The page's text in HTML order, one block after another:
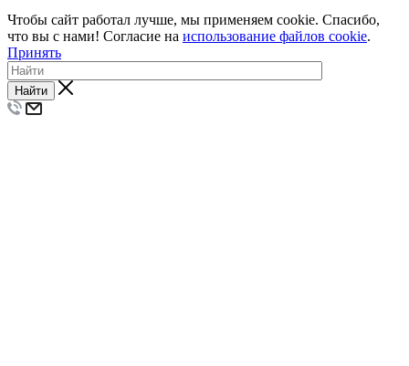
Чтобы сайт работал лучше, мы применяем cookie. Спасибо,
что вы с нами! Согласие на использование файлов cookie.
Принять
Найти